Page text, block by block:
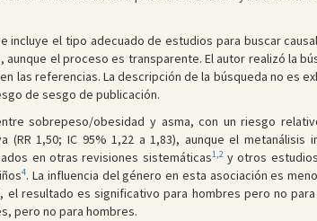
incluye el tipo adecuado de estudios para buscar
el proceso es transparente. El autor realizó la
las referencias. La descripción de la búsqueda no es
de sesgo de publicación.
sobrepeso/obesidad y asma, con un riesgo
1,50; IC 95% 1,22 a 1,83), aunque el metanálisis
en otras revisiones sistemáticas1,2y otros
4. La influencia del género en esta asociación es
resultado es significativo para hombres pero no
pero no para hombres.